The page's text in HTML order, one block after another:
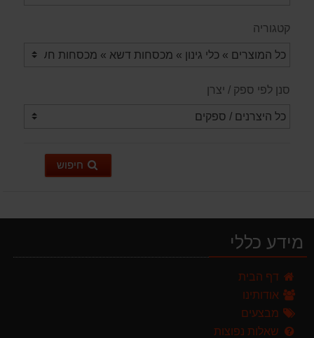
קטגוריה
סנן לפי ספק / יצרן
חיפוש
מידע כללי
דף הבית
אודותינו
מבצעים
שאלות נפוצות
119.00 ₪